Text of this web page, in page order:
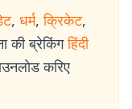
, धर्म, क्रिकेट,
की ब्रेकिंग हिंदी
करिए